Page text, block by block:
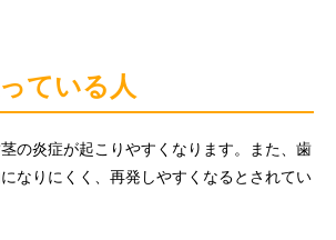
ている人
の炎症が起こりやすくなります。また、歯
なりにくく、再発しやすくなるとされてい